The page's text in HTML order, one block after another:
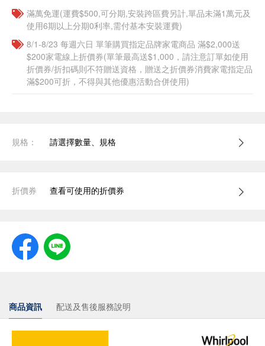
滿萬免運(運費$500,可分期,安裝跨區費另計,單品未滿1萬元及
使用6期以上分期0利率,需付基本安裝運費)
8/1-8/23 每週六日 單筆購買指定品牌家電商品 滿$2,000送
$200家電線上折價券(單筆最高送$1,000，請注意訂單如使用
折價券/折扣碼則不符贈送資格，贈送之折價券消費家電指定品
滿$200可折，不得與其他優惠活動合併使用)
規格： 請選擇數量、規格
折價券 查看可使用的折價券
商品資訊 配送及售後服務說明